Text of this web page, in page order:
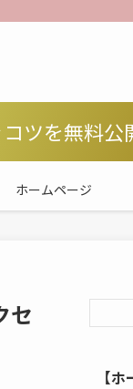
ホームページ
ツを無料公
セ
【